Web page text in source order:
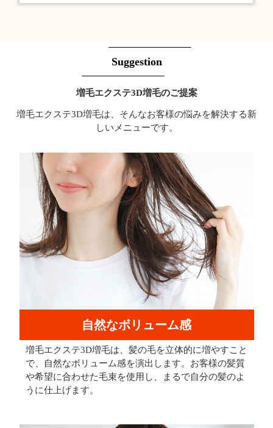
Suggestion
増毛エクステ3D増毛のご提案
増毛エクステ3D増毛は、そんなお客様の悩みを解決する新
しいメニューです。
自然なボリューム感
増毛エクステ3D増毛は、髪の毛を立体的に増やすこと
で、自然なボリューム感を演出します。お客様の髪質
や希望に合わせた毛束を使用し、まるで自分の髪のよ
うに仕上げます。